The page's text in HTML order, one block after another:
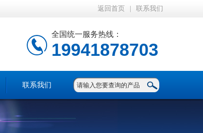
返回首页 联系我们
全国统一服务热线：
19941878703
联系我们